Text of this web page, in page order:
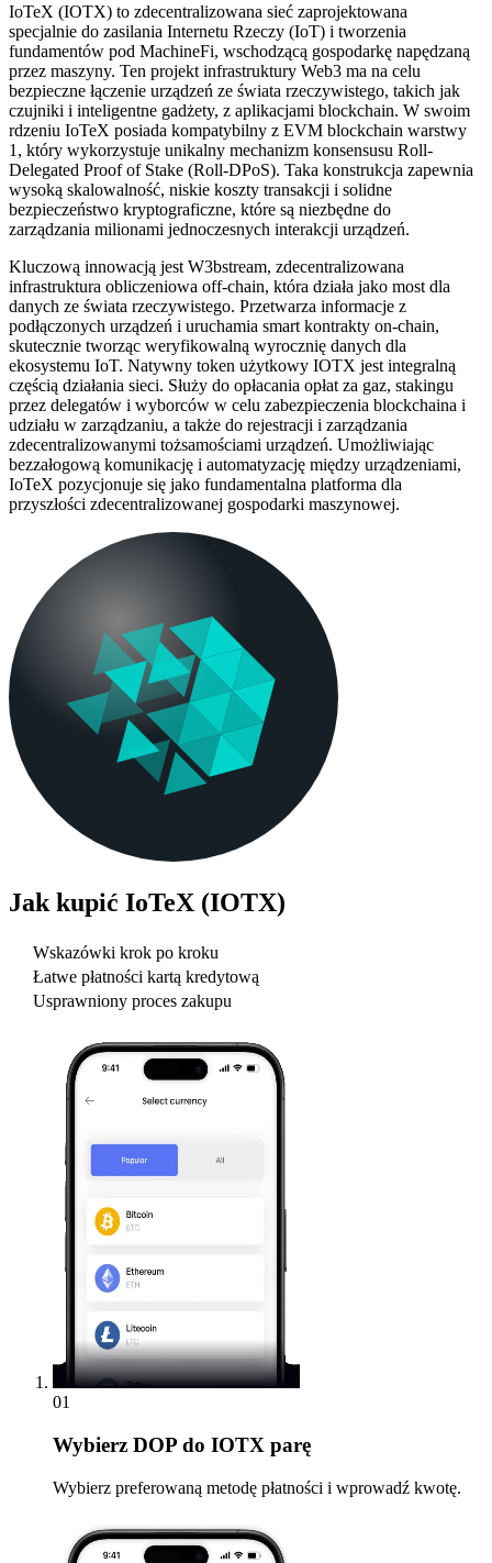
IoTeX (IOTX) to zdecentralizowana sieć zaprojektowana
specjalnie do zasilania Internetu Rzeczy (IoT) i tworzenia
fundamentów pod MachineFi, wschodzącą gospodarkę napędzaną
przez maszyny. Ten projekt infrastruktury Web3 ma na celu
bezpieczne łączenie urządzeń ze świata rzeczywistego, takich jak
czujniki i inteligentne gadżety, z aplikacjami blockchain. W swoim
rdzeniu IoTeX posiada kompatybilny z EVM blockchain warstwy
1, który wykorzystuje unikalny mechanizm konsensusu Roll-
Delegated Proof of Stake (Roll-DPoS). Taka konstrukcja zapewnia
wysoką skalowalność, niskie koszty transakcji i solidne
bezpieczeństwo kryptograficzne, które są niezbędne do
zarządzania milionami jednoczesnych interakcji urządzeń.
Kluczową innowacją jest W3bstream, zdecentralizowana
infrastruktura obliczeniowa off-chain, która działa jako most dla
danych ze świata rzeczywistego. Przetwarza informacje z
podłączonych urządzeń i uruchamia smart kontrakty on-chain,
skutecznie tworząc weryfikowalną wyrocznię danych dla
ekosystemu IoT. Natywny token użytkowy IOTX jest integralną
częścią działania sieci. Służy do opłacania opłat za gaz, stakingu
przez delegatów i wyborców w celu zabezpieczenia blockchaina i
udziału w zarządzaniu, a także do rejestracji i zarządzania
zdecentralizowanymi tożsamościami urządzeń. Umożliwiając
bezzałogową komunikację i automatyzację między urządzeniami,
IoTeX pozycjonuje się jako fundamentalna platforma dla
przyszłości zdecentralizowanej gospodarki maszynowej.
Jak kupić IoTeX (IOTX)
Wskazówki krok po kroku
Łatwe płatności kartą kredytową
Usprawniony proces zakupu
01
Wybierz DOP do IOTX parę
Wybierz preferowaną metodę płatności i wprowadź kwotę.